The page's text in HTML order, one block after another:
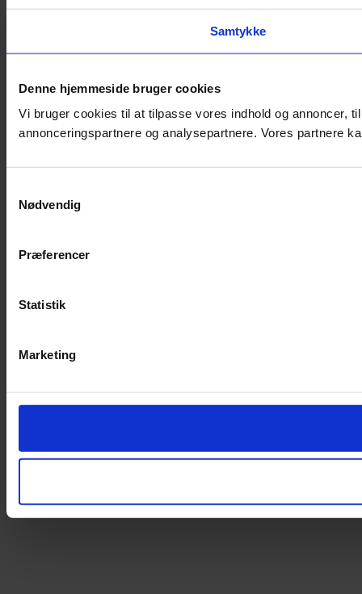
Samtykke
Denne hjemmeside bruger cookies
Vi bruger cookies til at tilpasse vores indhold og annoncer,
annonceringspartnere og analysepartnere. Vores partnere
Nødvendig
Præferencer
Statistik
Marketing